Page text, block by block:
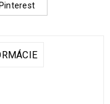
Pinterest